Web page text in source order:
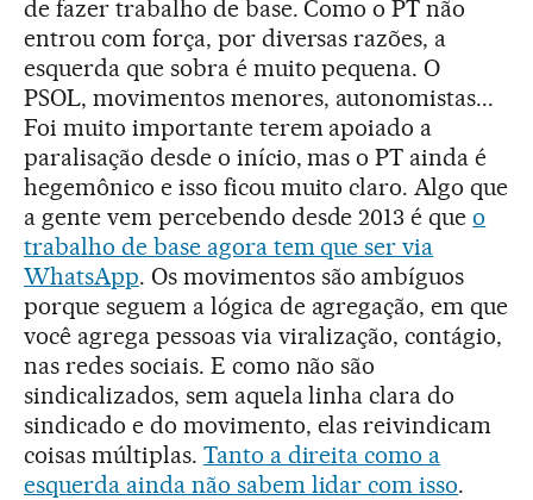
de fazer trabalho de base. Como o PT não
entrou com força, por diversas razões, a
esquerda que sobra é muito pequena. O
PSOL, movimentos menores, autonomistas...
Foi muito importante terem apoiado a
paralisação desde o início, mas o PT ainda é
hegemônico e isso ficou muito claro. Algo que
a gente vem percebendo desde 2013 é queo
trabalho de base agora tem que ser via
WhatsApp. Os movimentos são ambíguos
porque seguem a lógica de agregação, em que
você agrega pessoas via viralização, contágio,
nas redes sociais. E como não são
sindicalizados, sem aquela linha clara do
sindicado e do movimento, elas reivindicam
coisas múltiplas. Tanto a direita como a
esquerda ainda não sabem lidar com isso.